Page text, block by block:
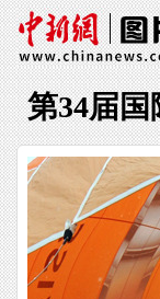
第34届